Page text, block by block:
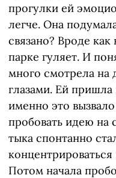
прогулки ей
легче. Она
связано? Вроде
парке гуляет. И
много смотрела на
глазами. Ей
именно это
пробовать идею на
тыка спонтанно
Потом начала